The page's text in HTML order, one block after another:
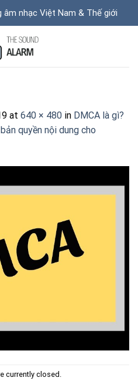
nhạc Việt Nam & Thế giới
at 640 × 480 in DMCA là gì?
quyền nội dung cho
currently closed.